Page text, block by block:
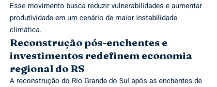
Esse movimento busca reduzir vulnerabilidades e aumentar
produtividade em um cenário de maior instabilidade
climática.
Reconstrução pós-enchentes e
investimentos redefinem economia
regional do RS
A reconstrução do Rio Grande do Sul após as enchentes de